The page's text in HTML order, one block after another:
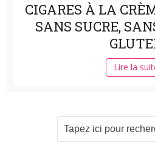
CIGARES À LA
SANS SUCRE,
Lire la